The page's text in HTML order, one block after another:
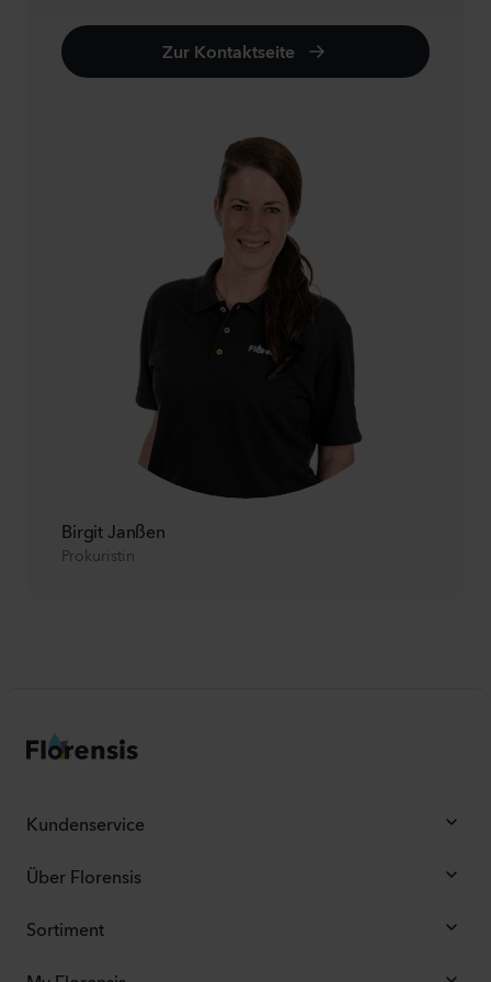
Zur Kontaktseite
Birgit Janßen
Prokuristin
Kundenservice
Über Florensis
Sortiment